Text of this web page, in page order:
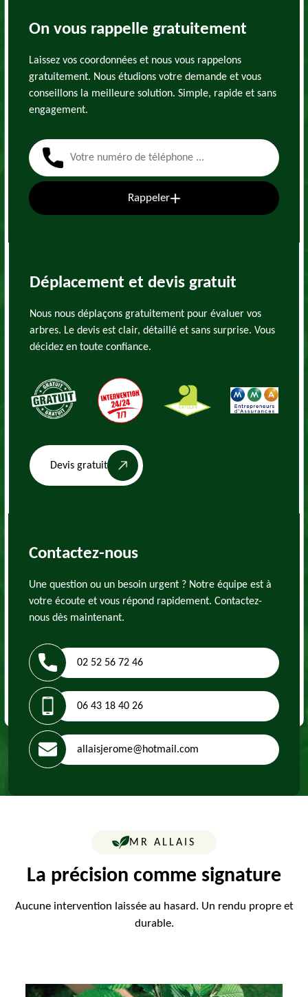
On vous rappelle gratuitement
Laissez vos coordonnées et nous vous rappelons
gratuitement. Nous étudions votre demande et vous
conseillons la meilleure solution. Simple, rapide et sans
engagement.
Rappeler
Déplacement et devis gratuit
Nous nous déplaçons gratuitement pour évaluer vos
arbres. Le devis est clair, détaillé et sans surprise. Vous
décidez en toute confiance.
Devis gratuit
Contactez-nous
Une question ou un besoin urgent ? Notre équipe est à
votre écoute et vous répond rapidement. Contactez-
nous dès maintenant.
02 52 56 72 46
06 43 18 40 26
allaisjerome@hotmail.com
MR ALLAIS
La précision comme signature
Aucune intervention laissée au hasard. Un rendu propre et
durable.